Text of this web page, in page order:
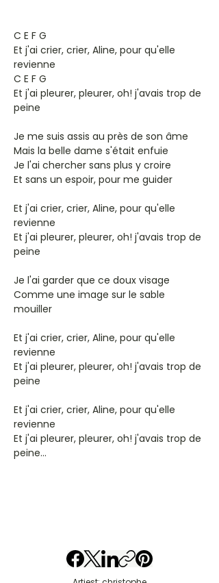
C E F G
Et j'ai crier, crier, Aline, pour qu'elle
revienne
C E F G
Et j'ai pleurer, pleurer, oh! j'avais trop de
peine
Je me suis assis au près de son âme
Mais la belle dame s'était enfuie
Je l'ai chercher sans plus y croire
Et sans un espoir, pour me guider
Et j'ai crier, crier, Aline, pour qu'elle
revienne
Et j'ai pleurer, pleurer, oh! j'avais trop de
peine
Je l'ai garder que ce doux visage
Comme une image sur le sable
mouiller
Et j'ai crier, crier, Aline, pour qu'elle
revienne
Et j'ai pleurer, pleurer, oh! j'avais trop de
peine
Et j'ai crier, crier, Aline, pour qu'elle
revienne
Et j'ai pleurer, pleurer, oh! j'avais trop de
peine...